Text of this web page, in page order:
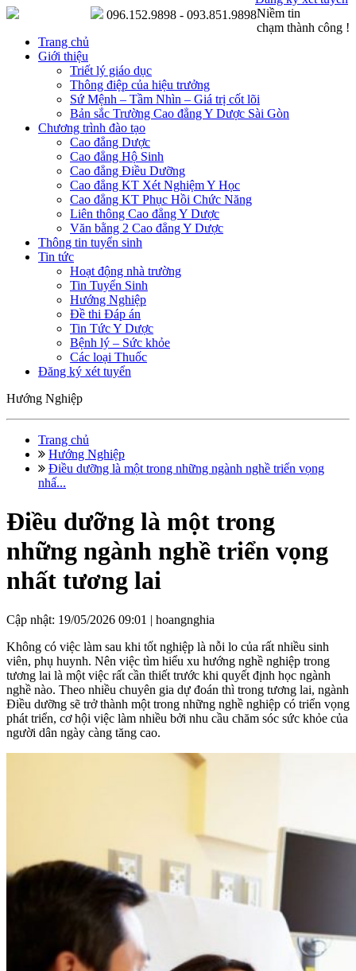
Niềm tin
chạm thành công !
096.152.9898 - 093.851.9898
Trang chủ
Giới thiệu
Triết lý giáo dục
Thông điệp của hiệu trưởng
Sứ Mệnh – Tầm Nhìn – Giá trị cốt lõi
Bản sắc Trường Cao đẳng Y Dược Sài Gòn
Chương trình đào tạo
Cao đẳng Dược
Cao đẳng Hộ Sinh
Cao đẳng Điều Dưỡng
Cao đẳng KT Xét Nghiệm Y Học
Cao đẳng KT Phục Hồi Chức Năng
Liên thông Cao đẳng Y Dược
Văn bằng 2 Cao đẳng Y Dược
Thông tin tuyển sinh
Tin tức
Hoạt động nhà trường
Tin Tuyển Sinh
Hướng Nghiệp
Đề thi Đáp án
Tin Tức Y Dược
Bệnh lý – Sức khỏe
Các loại Thuốc
Đăng ký xét tuyển
Hướng Nghiệp
Trang chủ
Hướng Nghiệp
Điều dưỡng là một trong những ngành nghề triển vọng
nhấ...
Điều dưỡng là một trong
những ngành nghề triển vọng
nhất tương lai
Cập nhật: 19/05/2026 09:01 | hoangnghia
Không có việc làm sau khi tốt nghiệp là nỗi lo của rất nhiều sinh
viên, phụ huynh. Nên việc tìm hiểu xu hướng nghề nghiệp trong
tương lai là một việc rất cần thiết trước khi quyết định học ngành
nghề nào. Theo nhiều chuyên gia dự đoán thì trong tương lai, ngành
Điều dưỡng sẽ trở thành một trong những nghề nghiệp có triển vọng
phát triển, cơ hội việc làm nhiều bởi nhu cầu chăm sóc sức khỏe của
người dân ngày càng tăng cao.